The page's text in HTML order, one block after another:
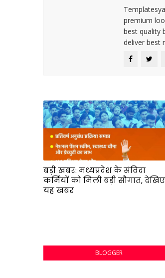
premium
best quality
deliver best
बड़ी खबर: मध्यप्रदेश के संविदा
कर्मियों को मिली बड़ी सौगात, देखिए
यह खबर
BLOGGER